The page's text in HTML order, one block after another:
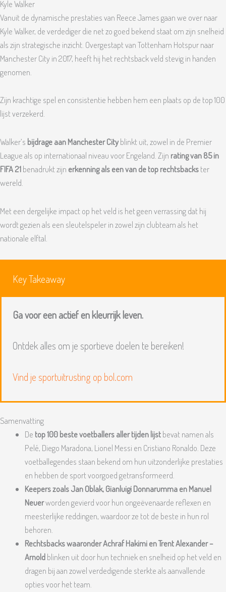
Kyle Walker
Vanuit de dynamische prestaties van Reece James gaan we over naar
Kyle Walker, de verdediger die net zo goed bekend staat om zijn snelheid
als zijn strategische inzicht. Overgestapt van Tottenham Hotspur naar
Manchester City in 2017, heeft hij het rechtsback veld stevig in handen
genomen.
Zijn krachtige spel en consistentie hebben hem een plaats op de top 100
lijst verzekerd.
Walker’s bijdrage aan Manchester Cityblinkt uit, zowel in de Premier
League als op internationaal niveau voor Engeland. Zijn rating van 85 in
FIFA 21benadrukt zijn erkenning als een van de top rechtsbackster
wereld.
Met een dergelijke impact op het veld is het geen verrassing dat hij
wordt gezien als een sleutelspeler in zowel zijn clubteam als het
nationale elftal.
Key Takeaway
Ga voor een actief en kleurrijk leven.
Ontdek alles om je sportieve doelen te bereiken!
Vind je sportuitrusting op bol.com
Samenvatting
De top 100 beste voetballers aller tijden lijstbevat namen als
Pelé, Diego Maradona, Lionel Messi en Cristiano Ronaldo. Deze
voetballegendes staan bekend om hun uitzonderlijke prestaties
en hebben de sport voorgoed getransformeerd.
Keepers zoals Jan Oblak, Gianluigi Donnarumma en Manuel
Neuerworden gevierd voor hun ongeëvenaarde reflexen en
meesterlijke reddingen, waardoor ze tot de beste in hun rol
behoren.
Rechtsbacks waaronder Achraf Hakimi en Trent Alexander–
Arnoldblinken uit door hun techniek en snelheid op het veld en
dragen bij aan zowel verdedigende sterkte als aanvallende
opties voor het team.